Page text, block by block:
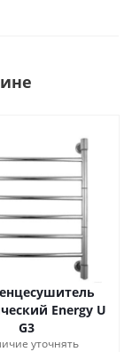
Energy U
G3
уточнять